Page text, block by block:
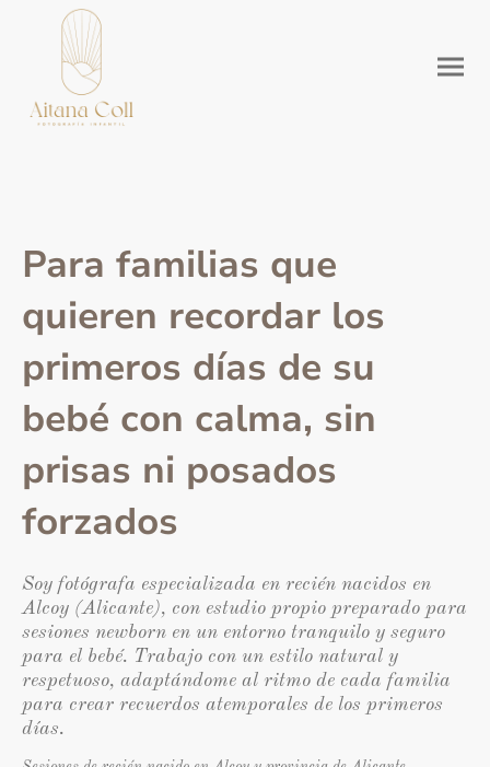
Para familias que
quieren recordar los
primeros días de su
bebé con calma, sin
prisas ni posados
forzados
Soy fotógrafa especializada en recién nacidos en
Alcoy (Alicante), con estudio propio preparado para
sesiones newborn en un entorno tranquilo y seguro
para el bebé. Trabajo con un estilo natural y
respetuoso, adaptándome al ritmo de cada familia
para crear recuerdos atemporales de los primeros
días.